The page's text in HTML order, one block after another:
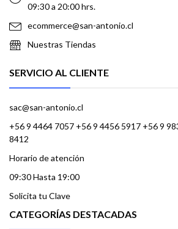
09:30 a 20:00 hrs.
ecommerce@san-antonio.cl
Nuestras Tiendas
SERVICIO AL CLIENTE
sac@san-antonio.cl
+56 9 4464 7057 +56 9 4456 5917 +56 9
8412
Horario de atención
09:30 Hasta 19:00
Solicita tu Clave
CATEGORÍAS DESTACADAS